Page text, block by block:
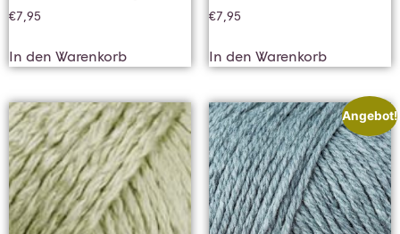
€7,95
In den Warenkorb
€7,95
In den Warenkorb
Angebot!